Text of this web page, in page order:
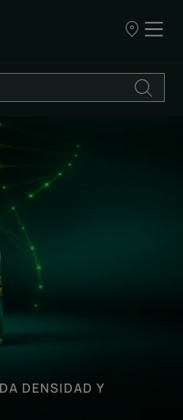
NUESTROS
VENTA
DENSIDAD Y